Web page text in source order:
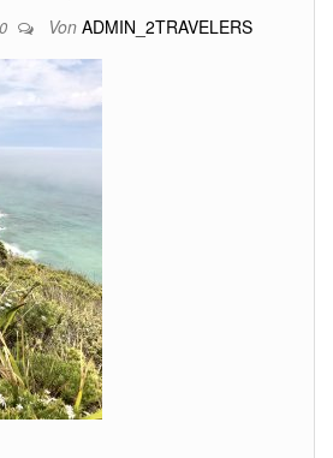
0 Von ADMIN_2TRAVELERS